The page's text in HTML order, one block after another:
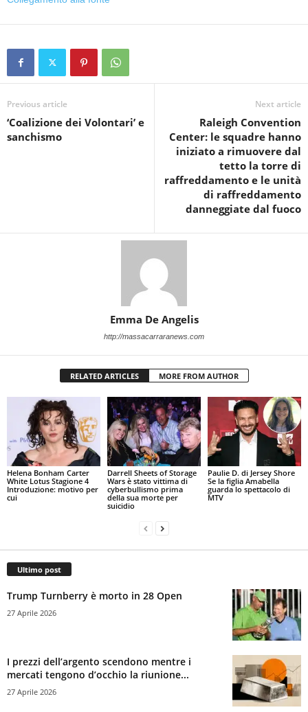
Previous article
‘Coalizione dei Volontari’ e
sanchismo
Next article
Raleigh Convention
Center: le squadre hanno
iniziato a rimuovere dal
tetto la torre di
raffreddamento e le unità
di raffreddamento
danneggiate dal fuoco
Emma De Angelis
http://massacarraranews.com
RELATED ARTICLES MORE FROM AUTHOR
Helena Bonham Carter
White Lotus Stagione 4
Introduzione: motivo per
cui
Darrell Sheets of Storage
Wars è stato vittima di
cyberbullismo prima
della sua morte per
suicidio
Paulie D. di Jersey Shore
Se la figlia Amabella
guarda lo spettacolo di
MTV
Ultimo post
Trump Turnberry è morto in 28 Open
27 Aprile 2026
I prezzi dell’argento scendono mentre i
mercati tengono d’occhio la riunione...
27 Aprile 2026